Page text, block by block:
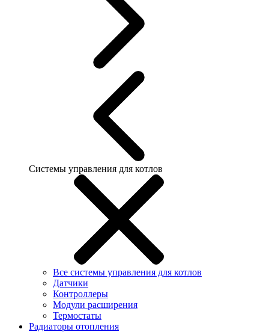
Системы управления для котлов
Все системы управления для котлов
Датчики
Контроллеры
Модули расширения
Термостаты
Радиаторы отопления